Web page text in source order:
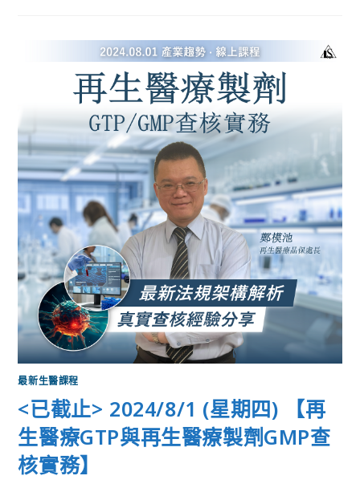
最新生醫課程
<已截止> 2024/8/1 (星期四) 【再
生醫療GTP與再生醫療製劑GMP查
核實務】